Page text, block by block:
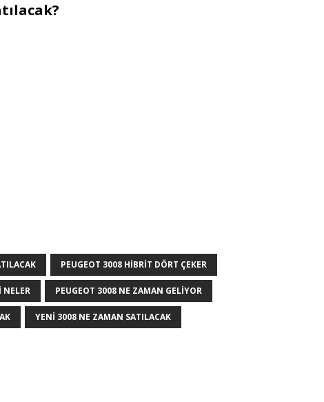
PEUGEOT 3008 HIBRIT DÖRT ÇEKER
NELER PEUGEOT 3008 NE ZAMAN GELIYOR
YENI 3008 NE ZAMAN SATILACAK